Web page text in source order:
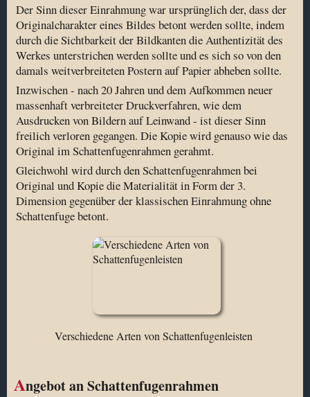
Der Sinn dieser Einrahmung war ursprünglich der, dass der
Originalcharakter eines Bildes betont werden sollte, indem
durch die Sichtbarkeit der Bildkanten die Authentizität des
Werkes unterstrichen werden sollte und es sich so von den
damals weitverbreiteten Postern auf Papier abheben sollte.
Inzwischen - nach 20 Jahren und dem Aufkommen neuer
massenhaft verbreiteter Druckverfahren, wie dem
Ausdrucken von Bildern auf Leinwand - ist dieser Sinn
freilich verloren gegangen. Die Kopie wird genauso wie das
Original im Schattenfugenrahmen gerahmt.
Gleichwohl wird durch den Schattenfugenrahmen bei
Original und Kopie die Materialität in Form der 3.
Dimension gegenüber der klassischen Einrahmung ohne
Schattenfuge betont.
Verschiedene Arten von Schattenfugenleisten
Angebot an Schattenfugenrahmen